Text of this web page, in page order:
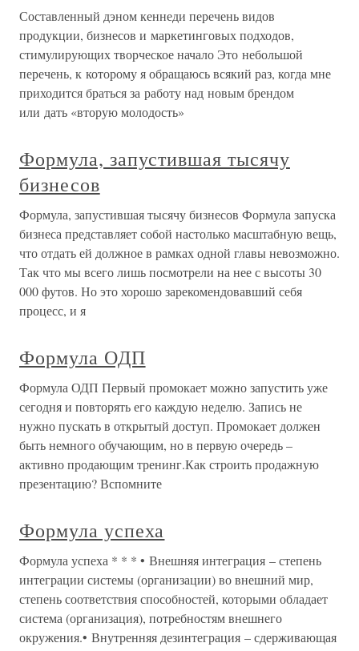
Составленный дэном кеннеди перечень видов
продукции, бизнесов и маркетинговых подходов,
стимулирующих творческое начало Это небольшой
перечень, к которому я обращаюсь всякий раз, когда мне
приходится браться за работу над новым брендом
или дать «вторую молодость»
Формула, запустившая тысячу
бизнесов
Формула, запустившая тысячу бизнесов Формула запуска
бизнеса представляет собой настолько масштабную вещь,
что отдать ей должное в рамках одной главы невозможно.
Так что мы всего лишь посмотрели на нее с высоты 30
000 футов. Но это хорошо зарекомендовавший себя
процесс, и я
Формула ОДП
Формула ОДП Первый промокает можно запустить уже
сегодня и повторять его каждую неделю. Запись не
нужно пускать в открытый доступ. Промокает должен
быть немного обучающим, но в первую очередь –
активно продающим тренинг.Как строить продажную
презентацию? Вспомните
Формула успеха
Формула успеха * * * • Внешняя интеграция – степень
интеграции системы (организации) во внешний мир,
степень соответствия способностей, которыми обладает
система (организация), потребностям внешнего
окружения.• Внутренняя дезинтеграция – сдерживающая